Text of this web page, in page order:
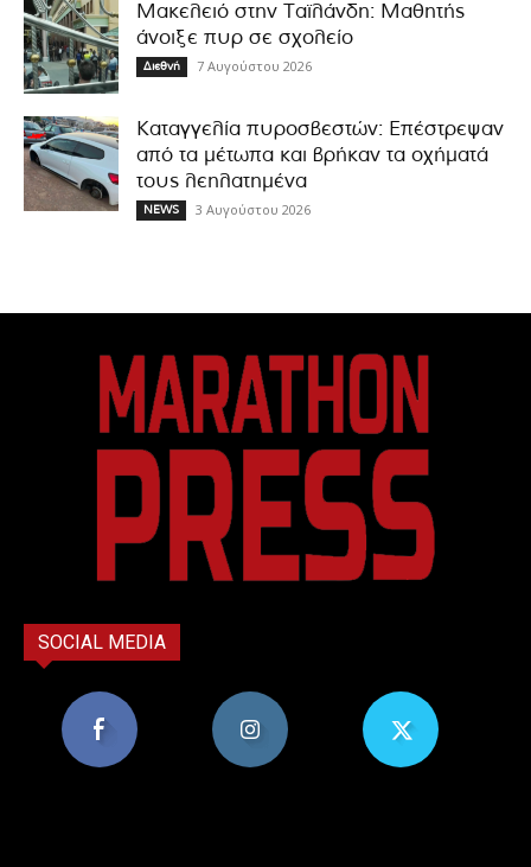
Μακελειό στην Ταϊλάνδη: Μαθητής
άνοιξε πυρ σε σχολείο
Διεθνή 7 Αυγούστου 2026
Καταγγελία πυροσβεστών: Επέστρεψαν
από τα μέτωπα και βρήκαν τα οχήματά
τους λεηλατημένα
NEWS 3 Αυγούστου 2026
SOCIAL MEDIA